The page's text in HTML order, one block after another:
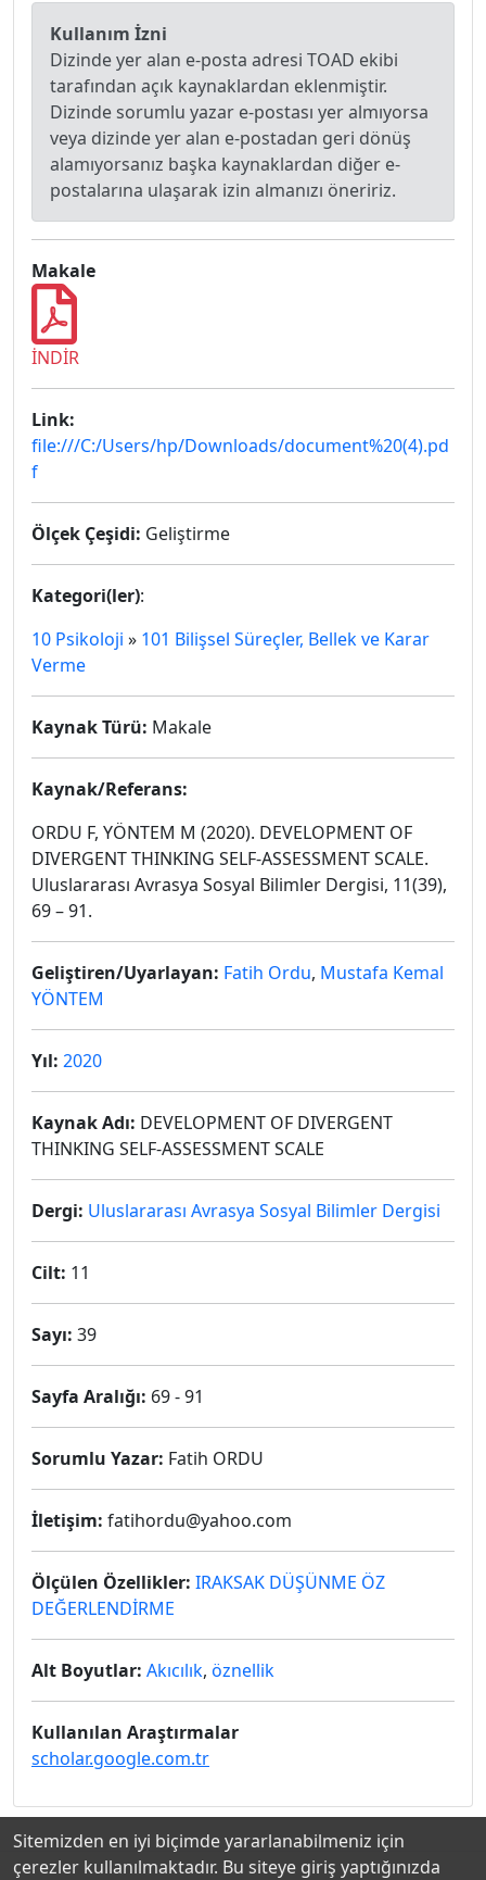
Kullanım İzni
Dizinde yer alan e-posta adresi TOAD ekibi
tarafından açık kaynaklardan eklenmiştir.
Dizinde sorumlu yazar e-postası yer almıyorsa
veya dizinde yer alan e-postadan geri dönüş
alamıyorsanız başka kaynaklardan diğer e-
postalarına ulaşarak izin almanızı öneririz.
Makale
İNDİR
Link:
file:///C:/Users/hp/Downloads/document%20(4).pd
f
Ölçek Çeşidi: Geliştirme
Kategori(ler):
10 Psikoloji » 101 Bilişsel Süreçler, Bellek ve Karar
Verme
Kaynak Türü: Makale
Kaynak/Referans:
ORDU F, YÖNTEM M (2020). DEVELOPMENT OF
DIVERGENT THINKING SELF-ASSESSMENT SCALE.
Uluslararası Avrasya Sosyal Bilimler Dergisi, 11(39),
69 – 91.
Geliştiren/Uyarlayan: Fatih Ordu, Mustafa Kemal
YÖNTEM
Yıl: 2020
Kaynak Adı: DEVELOPMENT OF DIVERGENT
THINKING SELF-ASSESSMENT SCALE
Dergi: Uluslararası Avrasya Sosyal Bilimler Dergisi
Cilt: 11
Sayı: 39
Sayfa Aralığı: 69 - 91
Sorumlu Yazar: Fatih ORDU
İletişim: fatihordu@yahoo.com
Ölçülen Özellikler: IRAKSAK DÜŞÜNME ÖZ
DEĞERLENDİRME
Alt Boyutlar: Akıcılık, öznellik
Kullanılan Araştırmalar
scholar.google.com.tr
Sitemizden en iyi biçimde yararlanabilmeniz için
çerezler kullanılmaktadır. Bu siteye giriş yaptığınızda